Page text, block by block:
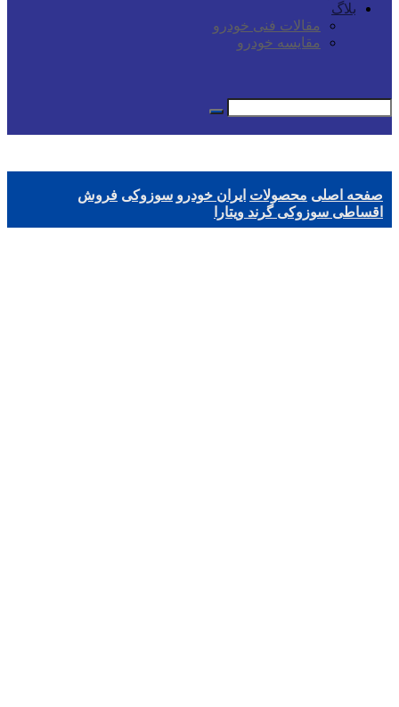
بلاگ
مقالات فنی خودرو
مقایسه خودرو
صفحه اصلی محصولات ایران خودرو سوزوکی فروش
اقساطی سوزوکی گرند ویتارا